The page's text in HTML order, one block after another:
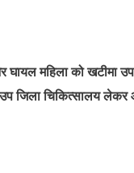
घायल महिला को खटीमा उप
उप जिला चिकित्सालय